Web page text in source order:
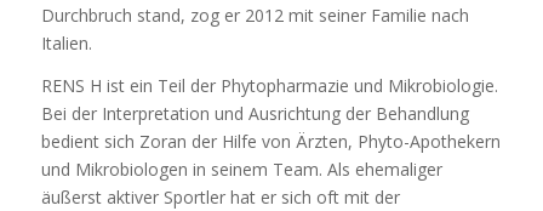
Durchbruch stand, zog er 2012 mit seiner Familie nach
Italien.
RENS H ist ein Teil der Phytopharmazie und Mikrobiologie.
Bei der Interpretation und Ausrichtung der Behandlung
bedient sich Zoran der Hilfe von Ärzten, Phyto-Apothekern
und Mikrobiologen in seinem Team. Als ehemaliger
äußerst aktiver Sportler hat er sich oft mit der